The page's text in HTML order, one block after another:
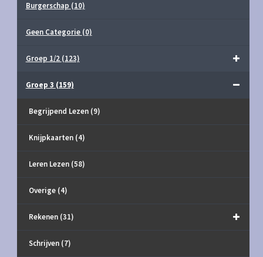
Burgerschap (10)
Geen Categorie (0)
Groep 1/2 (123)
Groep 3 (159)
Begrijpend Lezen (9)
Knijpkaarten (4)
Leren Lezen (58)
Overige (4)
Rekenen (31)
Schrijven (7)